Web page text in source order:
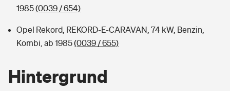
1985(0039 / 654)
Opel Rekord, REKORD-E-CARAVAN, 74 kW, Benzin,
Kombi, ab 1985(0039 / 655)
Hintergrund